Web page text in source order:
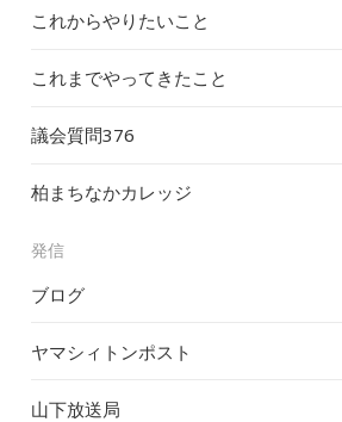
これからやりたいこと
これまでやってきたこと
議会質問376
柏まちなかカレッジ
発信
ブログ
ヤマシィトンポスト
山下放送局